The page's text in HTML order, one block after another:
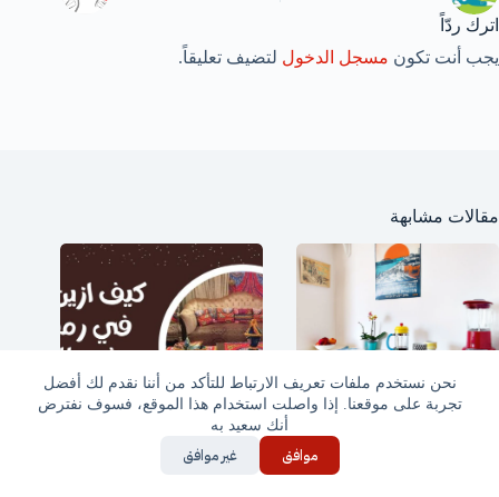
نحن نستخدم ملفات تعريف الارتباط للتأكد من أننا نقدم لك أفضل
تجربة على موقعنا. إذا واصلت استخدام هذا الموقع، فسوف نفترض
أنك سعيد به
موافق غير موافق
اترك ردّاً
يجب أنت تكون مسجل الدخول لتضيف تعليقاً.
مقالات مشابهة
طاولة طعام صغيرة أشكال
كيف أزين بيتي في رمضان
تشكيلة جديدة ورائعة